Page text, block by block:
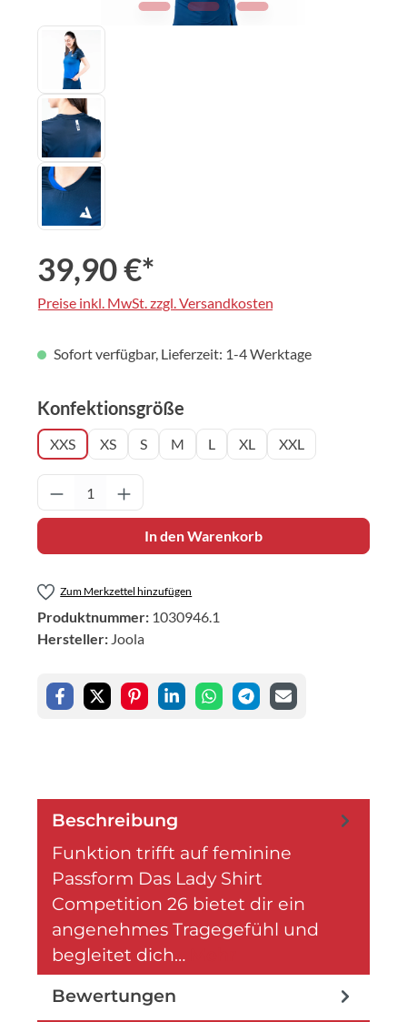
39,90 €*
Preise inkl. MwSt. zzgl. Versandkosten
Sofort verfügbar, Lieferzeit: 1-4 Werktage
Konfektionsgröße
XXS XS S M L XL XXL
Produkt Anzahl: Gib den gewünschten
In den Warenkorb
Zum Merkzettel hinzufügen
Produktnummer: 1030946.1
Hersteller: Joola
Beschreibung
Funktion trifft auf feminine
Passform Das Lady Shirt
Competition 26 bietet dir ein
angenehmes Tragegefühl und
begleitet dich…
Bewertungen